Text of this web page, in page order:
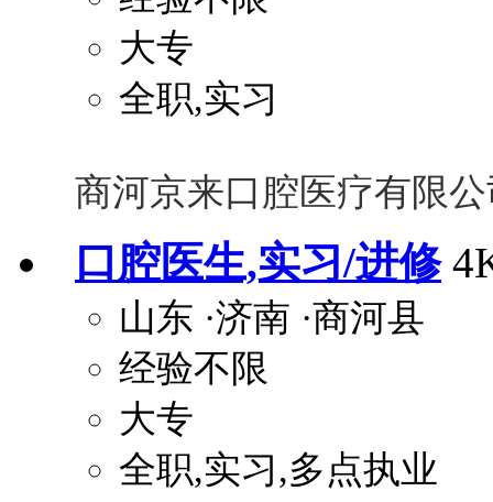
大专
全职,实习
商河京来口腔医疗有限
口腔医生,实习/进修
山东 ·济南 ·商河县
经验不限
大专
全职,实习,多点执业